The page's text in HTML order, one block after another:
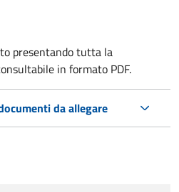
presentando tutta la
in formato PDF.
da allegare